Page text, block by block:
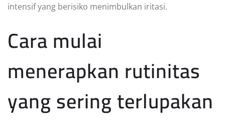
intensif yang berisiko menimbulkan iritasi.
Cara mulai
menerapkan rutinitas
yang sering terlupakan